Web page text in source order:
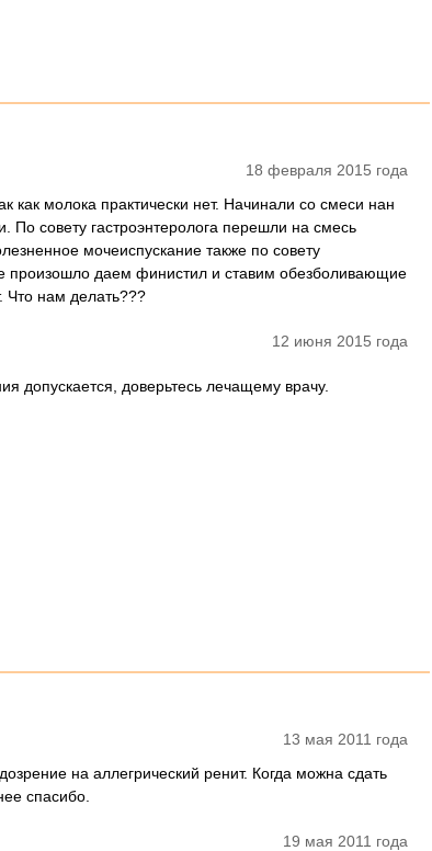
18 февраля 2015 года
молока практически нет. Начинали со смеси нан
По совету гастроэнтеролога перешли на смесь
мочеиспускание также по совету
произошло даем финистил и ставим обезболивающие
Что нам делать???
12 июня 2015 года
допускается, доверьтесь лечащему врачу.
13 мая 2011 года
на аллегрический ренит. Когда можна сдать
спасибо.
19 мая 2011 года